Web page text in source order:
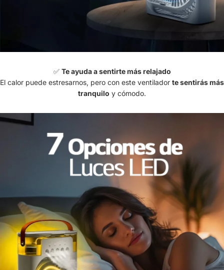
✅ Te ayuda a sentirte más relajado
El calor puede estresarnos, pero con este ventilador te sentirás más
tranquilo y cómodo.